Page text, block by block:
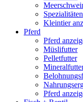
Spezialitäten
Kleintier
Pferd
Pferd
Müslifutter
Pelletfutter
Pferd